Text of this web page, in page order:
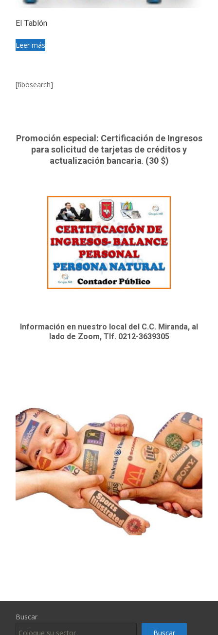
El Tablón
Leer más
[fibosearch]
Promoción especial: Certificación de Ingresos
para solicitud de tarjetas de créditos y
actualización bancaria. (30 $)
Información en nuestro local del C.C. Miranda, al
lado de Zoom, Tlf. 0212-3639305
Buscar
Buscar